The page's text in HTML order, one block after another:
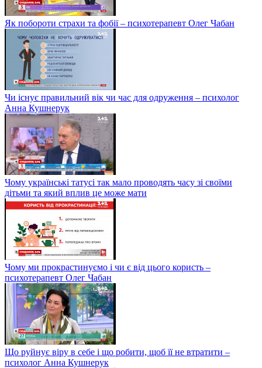
Як побороти страхи та фобії – психотерапевт Олег Чабан
Чи існує правильний вік чи час для одруження – психолог
Анна Кушнерук
Чому українські татусі так мало проводять часу зі своїми
дітьми та який вплив це може мати
Чому ми прокрастинуємо і чи є від цього користь –
психотерапевт Олег Чабан
Що руйнує віру в себе і що робити, щоб її не втратити –
психолог Анна Кушнерук